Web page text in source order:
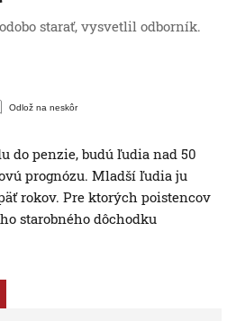
starať, vysvetlil odborník.
Odlož na neskôr
do penzie, budú ľudia nad 50
prognózu. Mladší ľudia ju
rokov. Pre ktorých poistencov
starobného dôchodku